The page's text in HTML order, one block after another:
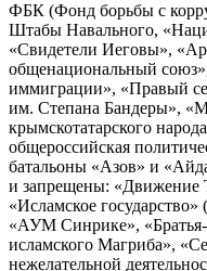
ФБК (Фонд борьбы с
Штабы Навального,
«Свидетели Иеговы»,
общенациональный
иммиграции», «Правый
им. Степана Бандеры»,
крымскотатарского
общероссийская
батальоны «Азов» и
и запрещены: «Движение
«Исламское
«АУМ Синрике», «Братья-
исламского Магриба»,
нежелательной